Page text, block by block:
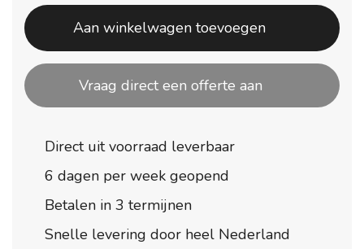
Aan winkelwagen toevoegen
Vraag direct een offerte aan
Direct uit voorraad leverbaar
6 dagen per week geopend
Betalen in 3 termijnen
Snelle levering door heel Nederland